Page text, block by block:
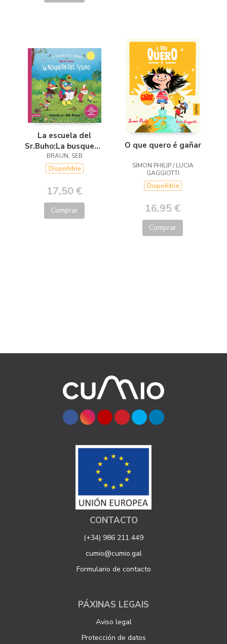
La escuela del
Sr.Buho:La busqueda
del tesoro
BRAUN, SEB
Dispoñible
17,50 €
Comprar
O que quero é gañar
SIMON PHILIP / LUCIA
GAGGIOTTI
Dispoñible
16,95 €
Comprar
CONTACTO
(+34) 986 211 449
cumio@cumio.gal
Formulario de contacto
PÁXINAS LEGAIS
Aviso legal
Protección de datos